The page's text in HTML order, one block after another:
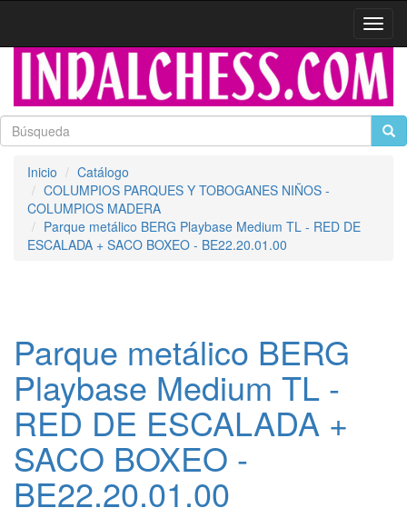
Inicio
Catálogo
COLUMPIOS PARQUES Y TOBOGANES NIÑOS -
COLUMPIOS MADERA
Parque metálico BERG Playbase Medium TL - RED DE
ESCALADA + SACO BOXEO - BE22.20.01.00
Parque metálico BERG
Playbase Medium TL -
RED DE ESCALADA +
SACO BOXEO -
BE22.20.01.00